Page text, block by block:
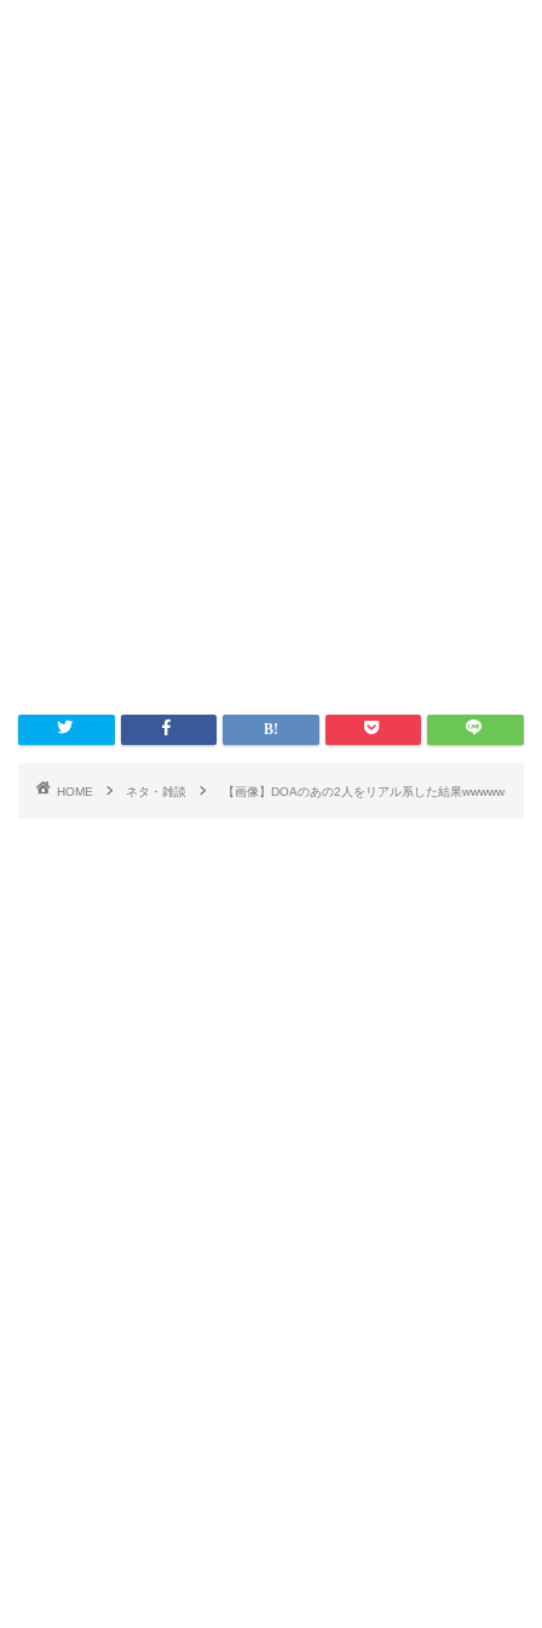
HOME ネタ・雑談 【画像】DOAのあの2人をリアル系した結果wwwww